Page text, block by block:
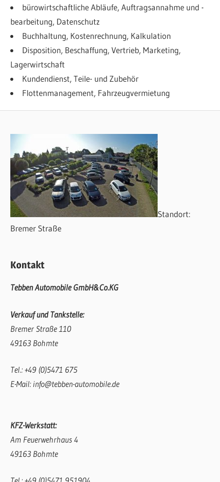
bürowirtschaftliche Abläufe, Auftragsannahme und -
bearbeitung, Datenschutz
Buchhaltung, Kostenrechnung, Kalkulation
Disposition, Beschaffung, Vertrieb, Marketing,
Lagerwirtschaft
Kundendienst, Teile- und Zubehör
Flottenmanagement, Fahrzeugvermietung
Standort:
Bremer Straße
Kontakt
Tebben Automobile GmbH&Co.KG
Verkauf und Tankstelle:
Bremer Straße 110
49163 Bohmte
Tel.: +49 (0)5471 675
E-Mail: info@tebben-automobile.de
KFZ-Werkstatt:
Am Feuerwehrhaus 4
49163 Bohmte